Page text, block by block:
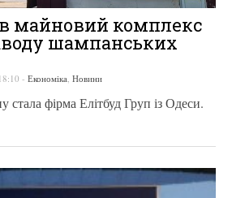
майновий комплекс
шампанських
- Економіка Новини
стала фірма Елітбуд Груп із Одеси.